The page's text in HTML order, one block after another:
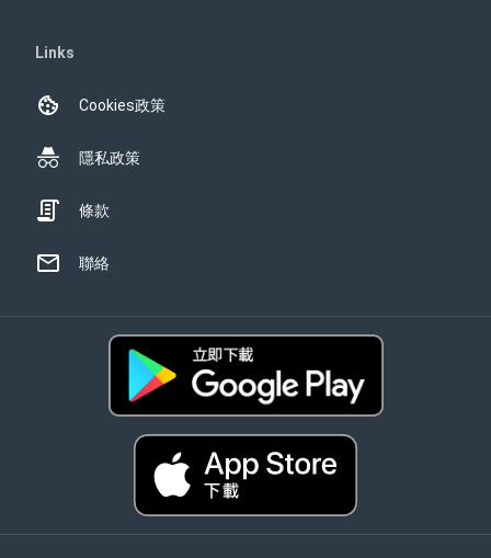
Links
Cookies政策
隱私政策
條款
聯絡